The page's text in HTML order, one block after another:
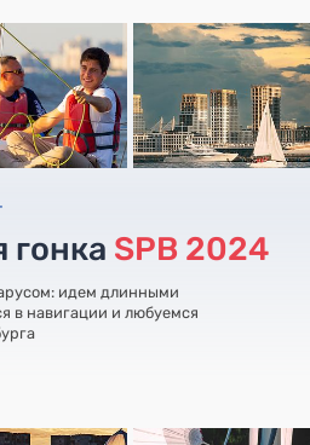
SPB 2024
идем длинными
в навигации и любуемся